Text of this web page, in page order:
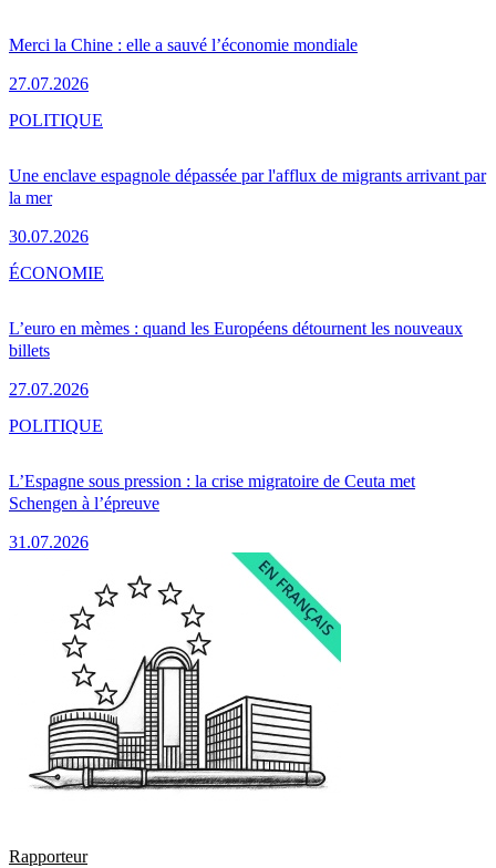
Merci la Chine : elle a sauvé l’économie mondiale
27.07.2026
Une enclave espagnole dépassée par l'afflux de migrants arrivant par
la mer
30.07.2026
POLITIQUE
L’euro en mèmes : quand les Européens détournent les nouveaux
billets
27.07.2026
ÉCONOMIE
L’Espagne sous pression : la crise migratoire de Ceuta met
Schengen à l’épreuve
31.07.2026
POLITIQUE
Rapporteur